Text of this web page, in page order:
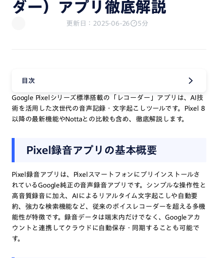
ダー）アプリ徹底解説
更新日：2025-06-26 5分
目次
Google Pixelシリーズ標準搭載の「レコーダー」アプリは、AI技
術を活用した次世代の音声記録・文字起こしツールです。Pixel 8
以降の最新機能やNottaとの比較も含め、徹底解説します。
Pixel録音アプリの基本概要
Pixel録音アプリは、Pixelスマートフォンにプリインストールさ
れているGoogle純正の音声録音アプリです。シンプルな操作性と
高音質録音に加え、AIによるリアルタイム文字起こしや自動要
約、強力な検索機能など、従来のボイスレコーダーを超える多機
能性が特徴です。録音データは端末内だけでなく、Googleアカ
ウントと連携してクラウドに自動保存・同期することも可能で
す。